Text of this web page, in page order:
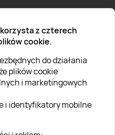
z czterech
cookie.
do działania
plików cookie
i marketingowych
i identyfikatory mobilne